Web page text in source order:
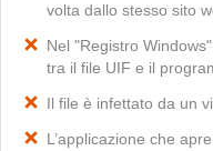
volta dallo stesso sito
Nel "Registro
tra il file UIF e il
Il file è infettato da un
L’applicazione che